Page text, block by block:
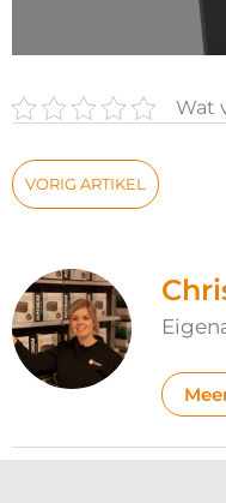
Wat
VORIG ARTIKEL